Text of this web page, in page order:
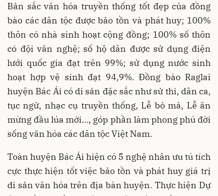
Bản sắc văn hóa truyền thống tốt đẹp của đồng
bào các dân tộc được bảo tồn và phát huy; 100%
thôn có nhà sinh hoạt cộng đồng; 100% số thôn
có đội văn nghệ; số hộ dân được sử dụng điện
lưới quốc gia đạt trên 99%; sử dụng nước sinh
hoạt hợp vệ sinh đạt 94,9%. Đồng bào Raglai
huyện Bác Ái có di sản đặc sắc như sử thi, dân ca,
tục ngữ, nhạc cụ truyền thống, Lễ bỏ mả, Lễ ăn
mừng đầu lúa mới…, góp phần làm phong phú đời
sống văn hóa các dân tộc Việt Nam.
Toàn huyện Bác Ái hiện có 5 nghệ nhân ưu tú tích
cực thực hiện tốt việc bảo tồn và phát huy giá trị
di sản văn hóa trên địa bàn huyện. Thực hiện Dự